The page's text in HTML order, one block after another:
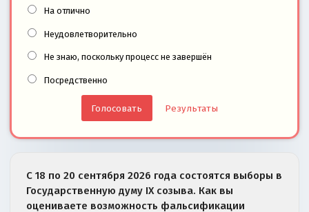
На отлично
Неудовлетворительно
Не знаю, поскольку процесс не завершён
Посредственно
Результаты
С 18 по 20 сентября 2026 года состоятся выборы в
Государственную думу IX созыва. Как вы
оцениваете возможность фальсификации